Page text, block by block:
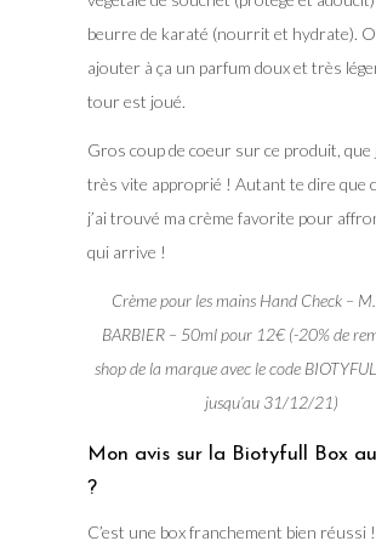
beurre de karaté (nourrit et hydrate).
ajouter à ça un parfum doux et très
tour est joué.
Gros coup de coeur sur ce produit, que
très vite approprié ! Autant te dire que
j’ai trouvé ma crème favorite pour
qui arrive !
Crème pour les mains Hand Check –
BARBIER – 50ml pour 12€ (-20% de
shop de la marque avec le code
jusqu’au 31/12/21)
Mon avis sur la Biotyfull Box
?
C’est une box franchement bien réussi